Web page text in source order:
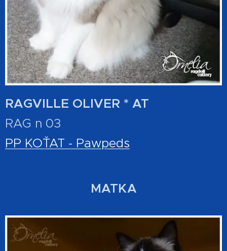
RAGVILLE OLIVER * AT
RAG n 03
PP KOŤAT - Pawpeds
MATKA